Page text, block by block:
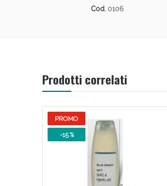
Cod. 0106
Prodotti correlati
PROMO
-15 %